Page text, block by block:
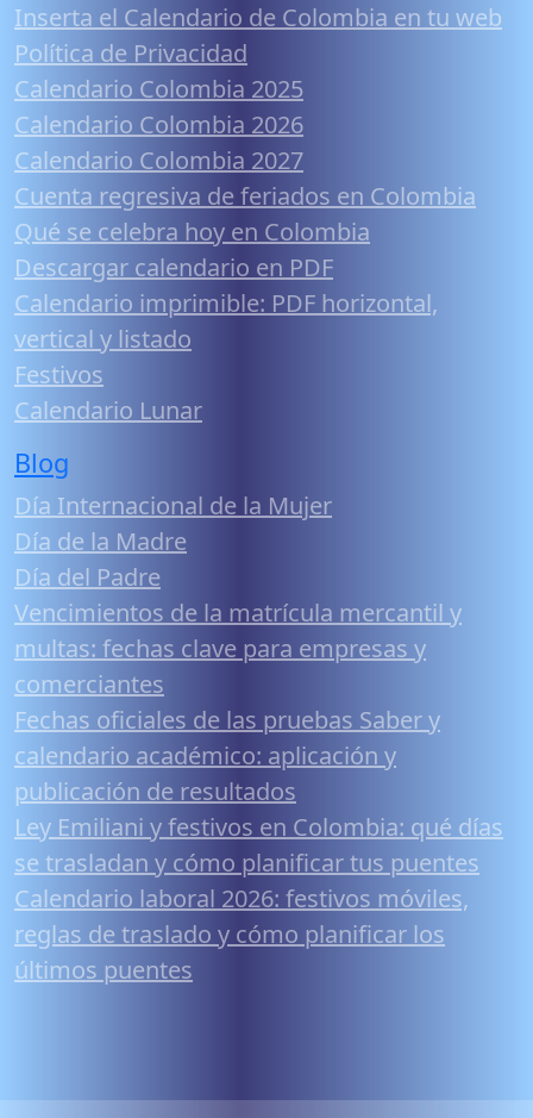
Inserta el Calendario de Colombia en tu web
Política de Privacidad
Calendario Colombia 2025
Calendario Colombia 2026
Calendario Colombia 2027
Cuenta regresiva de feriados en Colombia
Qué se celebra hoy en Colombia
Descargar calendario en PDF
Calendario imprimible: PDF horizontal,
vertical y listado
Festivos
Calendario Lunar
Blog
Día Internacional de la Mujer
Día de la Madre
Día del Padre
Vencimientos de la matrícula mercantil y
multas: fechas clave para empresas y
comerciantes
Fechas oficiales de las pruebas Saber y
calendario académico: aplicación y
publicación de resultados
Ley Emiliani y festivos en Colombia: qué días
se trasladan y cómo planificar tus puentes
Calendario laboral 2026: festivos móviles,
reglas de traslado y cómo planificar los
últimos puentes